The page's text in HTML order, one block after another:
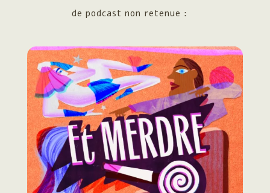
de podcast non retenue :